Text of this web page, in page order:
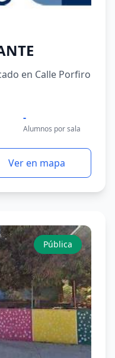
en Calle Porfiro
-
Alumnos por sala
Ver en mapa
Pública